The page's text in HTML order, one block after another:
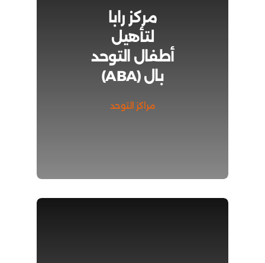
مركز رابا
لتأهيل
أطفال التوحد
بال (ABA)
مراكز التوحد